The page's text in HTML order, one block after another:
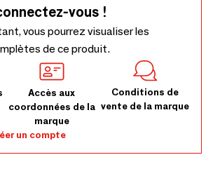
vous !
vous pourrez visualiser les
de ce produit.
Accès aux
coordonnées de la
marque
Conditions de
vente de la marque
un compte